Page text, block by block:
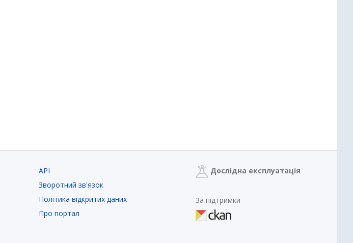
API
Зворотний зв'язок
Політика відкритих даних
Про портал
Дослідна експлуатація
За підтримки